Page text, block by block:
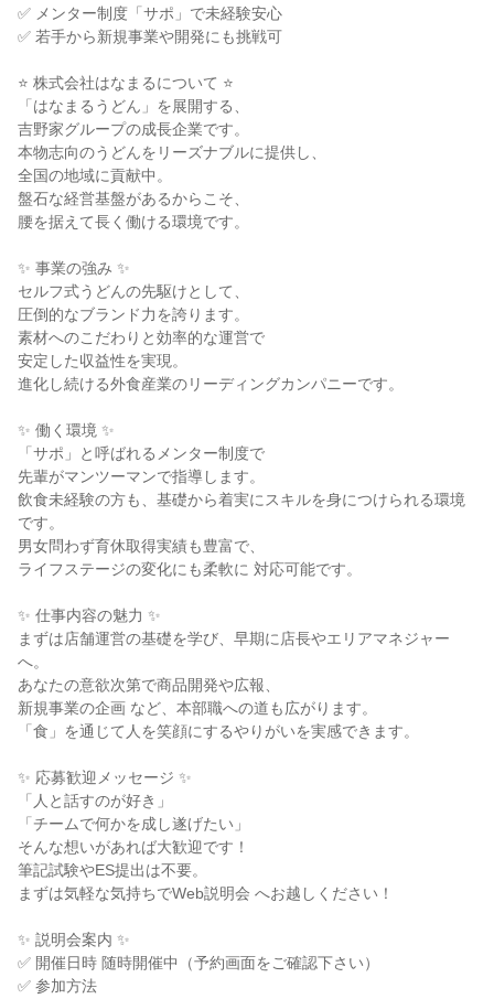
✅ メンター制度「サポ」で未経験安心
✅ 若手から新規事業や開発にも挑戦可
⭐ 株式会社はなまるについて ⭐
「はなまるうどん」を展開する、
吉野家グループの成長企業です。
本物志向のうどんをリーズナブルに提供し、
全国の地域に貢献中。
盤石な経営基盤があるからこそ、
腰を据えて長く働ける環境です。
✨ 事業の強み ✨
セルフ式うどんの先駆けとして、
圧倒的なブランド力を誇ります。
素材へのこだわりと効率的な運営で
安定した収益性を実現。
進化し続ける外食産業のリーディングカンパニーです。
✨ 働く環境 ✨
「サポ」と呼ばれるメンター制度で
先輩がマンツーマンで指導します。
飲食未経験の方も、基礎から着実にスキルを身につけられる環境
です。
男女問わず育休取得実績も豊富で、
ライフステージの変化にも柔軟に 対応可能です。
✨ 仕事内容の魅力 ✨
まずは店舗運営の基礎を学び、早期に店長やエリアマネジャー
へ。
あなたの意欲次第で商品開発や広報、
新規事業の企画 など、本部職への道も広がります。
「食」を通じて人を笑顔にするやりがいを実感できます。
✨ 応募歓迎メッセージ ✨
「人と話すのが好き」
「チームで何かを成し遂げたい」
そんな想いがあれば大歓迎です！
筆記試験やES提出は不要。
まずは気軽な気持ちでWeb説明会 へお越しください！
✨ 説明会案内 ✨
✅ 開催日時 随時開催中（予約画面をご確認下さい）
✅ 参加方法